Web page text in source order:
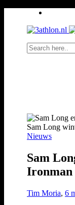
Sam Long
Nieuws
Sam
Ironman
Tim Moria, 6